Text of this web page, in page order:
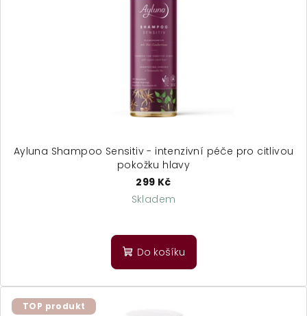
Ayluna Shampoo Sensitiv - intenzivní péče pro citlivou
pokožku hlavy
299 Kč
Skladem
Do košíku
TOP produkt